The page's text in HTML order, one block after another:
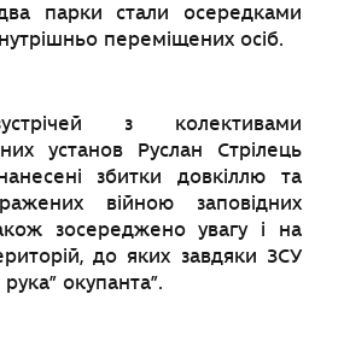
парки стали осередками
переміщених осіб.
з колективами
установ Руслан Стрілець
збитки довкіллю та
війною заповідних
зосереджено увагу і на
до яких завдяки ЗСУ
окупанта”.